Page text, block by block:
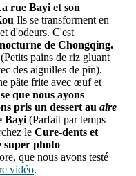
rue Bayi et son
Ils se transforment en
d'odeurs. C'est
de Chongqing.
(Petits pains de riz gluant
des aiguilles de pin).
pâte frite avec œuf et
que nous ayons
pris un dessert au aire
Bayi (Parfait par temps
le Cure-dents et
super photo
que nous avons testé
vidéo.